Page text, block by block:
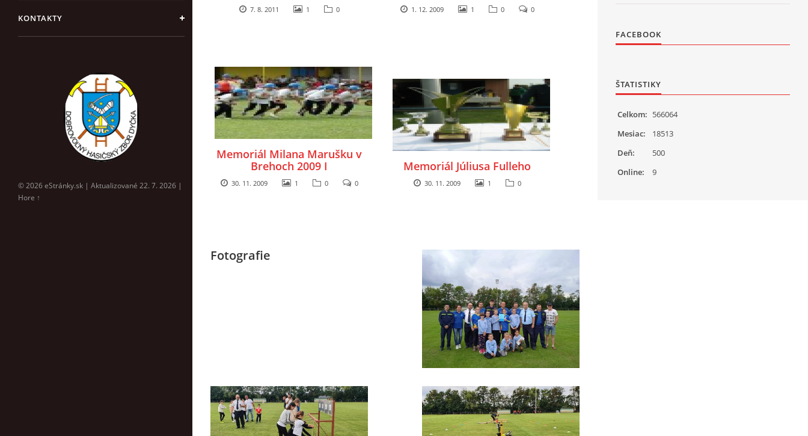
KONTAKTY
© 2026 eStránky.sk | Aktualizované 22. 7. 2026 |
Hore ↑
7. 8. 2011 1 0 1. 12. 2009 1 0 0
Memoriál Milana Marušku v
Brehoch 2009 I
30. 11. 2009 1 0 0
Memoriál Júliusa Fulleho
30. 11. 2009 1 0
Fotografie
FACEBOOK
ŠTATISTIKY
Online: 9
Celkom: 566064
Mesiac:
18513
Deň:
500